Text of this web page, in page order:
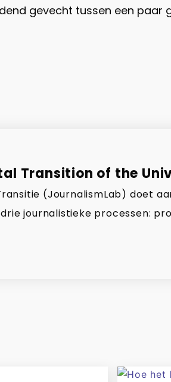
gevecht tussen een paar
Transition of the
(JournalismLab) doet
journalistieke processen: